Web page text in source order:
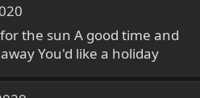
the sun A good time and
You'd like a holiday